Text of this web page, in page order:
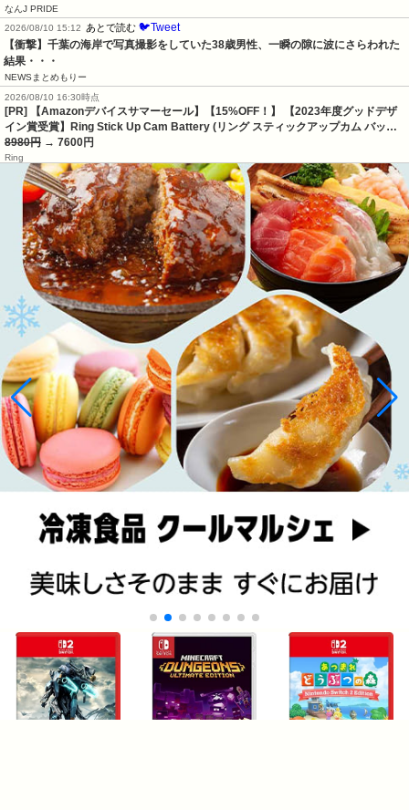
なんJ PRIDE
2026/08/10 15:12
あとで読む 🐦Tweet
【衝撃】千葉の海岸で写真撮影をしていた38歳男性、一瞬の隙に波にさらわれた
結果・・・
NEWSまとめもりー
2026/08/10 16:30時点
[PR] 【Amazonデバイスサマーセール】【15%OFF！】 【2023年度グッドデザ
イン賞受賞】Ring Stick Up Cam Battery (リング スティックアップカム バッ…
8980円 → 7600円
Ring